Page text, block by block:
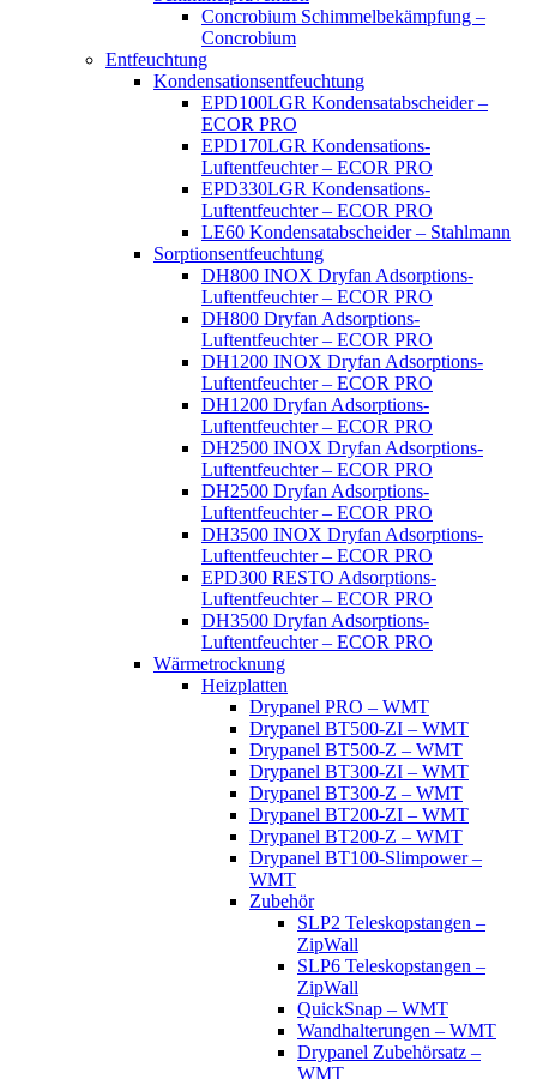
Concrobium Schimmelbekämpfung –
Concrobium
Entfeuchtung
Kondensationsentfeuchtung
EPD100LGR Kondensatabscheider –
ECOR PRO
EPD170LGR Kondensations-
Luftentfeuchter – ECOR PRO
EPD330LGR Kondensations-
Luftentfeuchter – ECOR PRO
LE60 Kondensatabscheider – Stahlmann
Sorptionsentfeuchtung
DH800 INOX Dryfan Adsorptions-
Luftentfeuchter – ECOR PRO
DH800 Dryfan Adsorptions-
Luftentfeuchter – ECOR PRO
DH1200 INOX Dryfan Adsorptions-
Luftentfeuchter – ECOR PRO
DH1200 Dryfan Adsorptions-
Luftentfeuchter – ECOR PRO
DH2500 INOX Dryfan Adsorptions-
Luftentfeuchter – ECOR PRO
DH2500 Dryfan Adsorptions-
Luftentfeuchter – ECOR PRO
DH3500 INOX Dryfan Adsorptions-
Luftentfeuchter – ECOR PRO
EPD300 RESTO Adsorptions-
Luftentfeuchter – ECOR PRO
DH3500 Dryfan Adsorptions-
Luftentfeuchter – ECOR PRO
Wärmetrocknung
Heizplatten
Drypanel PRO – WMT
Drypanel BT500-ZI – WMT
Drypanel BT500-Z – WMT
Drypanel BT300-ZI – WMT
Drypanel BT300-Z – WMT
Drypanel BT200-ZI – WMT
Drypanel BT200-Z – WMT
Drypanel BT100-Slimpower –
WMT
Zubehör
SLP2 Teleskopstangen –
ZipWall
SLP6 Teleskopstangen –
ZipWall
QuickSnap – WMT
Wandhalterungen – WMT
Drypanel Zubehörsatz –
WMT